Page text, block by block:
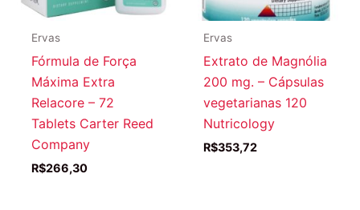
Ervas
Fórmula de Força
Máxima Extra
Relacore – 72
Tablets Carter Reed
Company
R$266,30
Ervas
Extrato de Magnólia
200 mg. – Cápsulas
vegetarianas 120
Nutricology
R$353,72